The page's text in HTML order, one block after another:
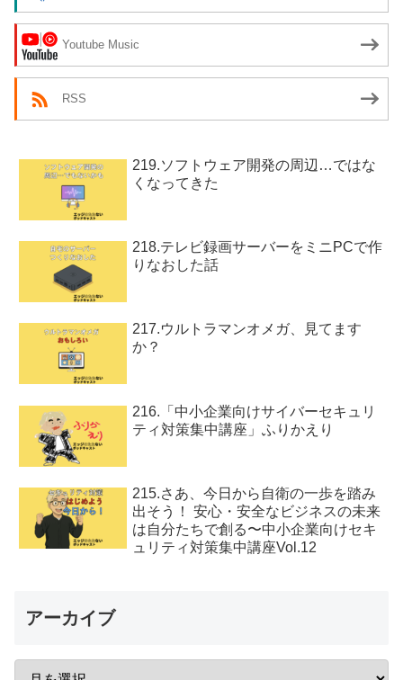
Youtube Music
RSS
219.ソフトウェア開発の周辺…ではな
くなってきた
218.テレビ録画サーバーをミニPCで作
りなおした話
217.ウルトラマンオメガ、見てます
か？
216.「中小企業向けサイバーセキュリ
ティ対策集中講座」ふりかえり
215.さあ、今日から自衛の一歩を踏み
出そう！ 安心・安全なビジネスの未来
は自分たちで創る〜中小企業向けセキ
ュリティ対策集中講座Vol.12
アーカイブ